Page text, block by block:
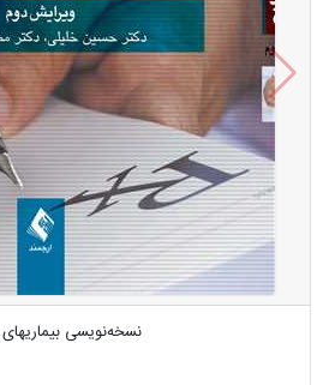
نسخه‌نویسی